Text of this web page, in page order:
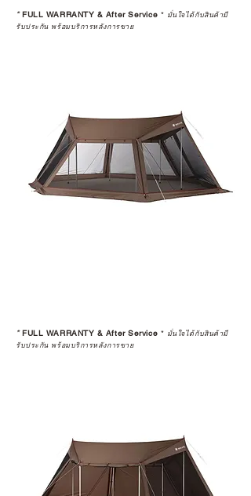
STUDIO และร้านตัวแทนจำหน่ายที่
ได้รับการแต่งตั้งอย่างเป็นทางการ จะ
หรือการแก้ไขปัญหาที่อาจเกิดขึ้นใน
อนาคต
ก่อนตัดสินใจซื้อสินค้า เราอยาก
แนะนำให้คุณสอบถามทุกครั้งว่า ร้าน
ค้าที่คุณกำลังเลือกซื้อนั้น มีการรับ
ในอุปกรณ์ที่คุณรัก มีคุณค่าอย่าง
ประสบการณ์ที่สมบูรณ์แบบในระยะ
อ่านต่อเรื่องการรับประกันสินค้าได้
*FULL WARRANTY & After Service * มั่นใจได้กับสินค้ามี
รับประกัน พร้อมบริการหลังการขาย
*FULL WARRANTY & After Service * มั่นใจได้กับสินค้ามี
รับประกัน พร้อมบริการหลังการขาย